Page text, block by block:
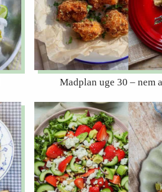
Madplan uge 30 – nem